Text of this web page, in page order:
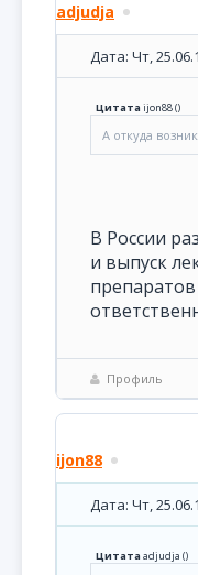
adjudja
Дата: Чт,
Цитатаijon88()
А откуда
В России
и выпуск
Профиль
ijon88
Дата: Чт,
Цитатаadjudja ()